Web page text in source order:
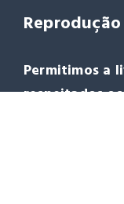
Reprodução
Permitimos a
respeitados